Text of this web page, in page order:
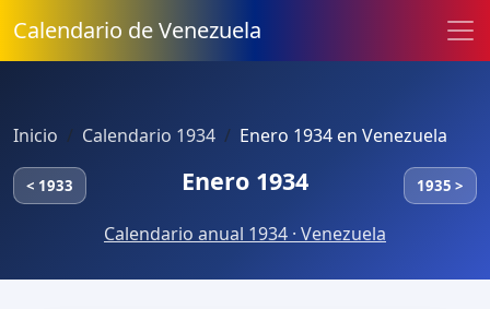
Calendario de Venezuela
Inicio Calendario 1934 Enero 1934 en Venezuela
< 1933 Enero 1934 1935 >
Calendario anual 1934 · Venezuela